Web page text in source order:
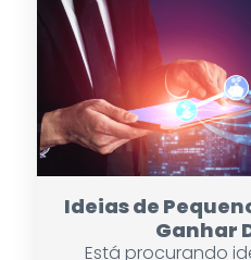
Ideias de
Ganhar
Está procurando